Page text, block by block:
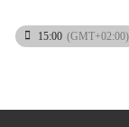
15:00 (GMT+02:00)